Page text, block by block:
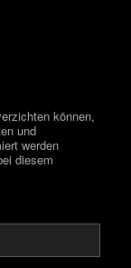
können,
und
werden
diesem